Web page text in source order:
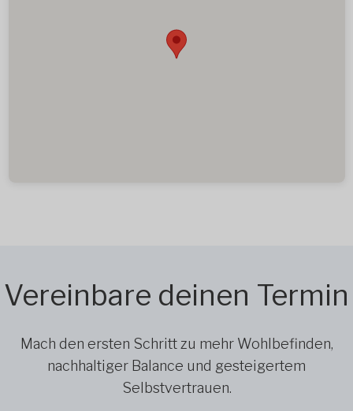
Vereinbare deinen Termin
Mach den ersten Schritt zu mehr Wohlbefinden,
nachhaltiger Balance und gesteigertem
Selbstvertrauen.